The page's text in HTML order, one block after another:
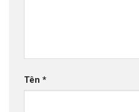
Tên *